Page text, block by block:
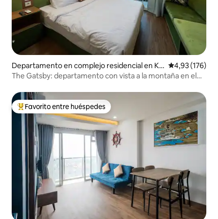
Departamento en complejo residencial en Ke
camatan Cimenyan
Calificación
4,93 (176)
The Gatsby: departamento con vista a la montaña en el
Favorito entre los huéspedes más destacados
Favorito entre huéspedes